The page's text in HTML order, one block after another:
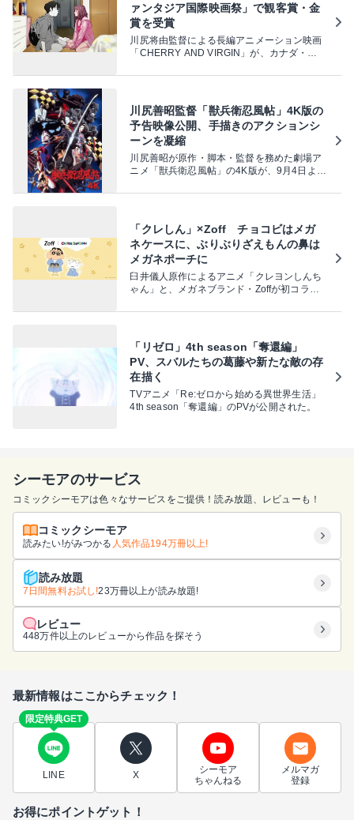
ァンタジア国際映画祭」で観客賞・金
賞を受賞
川尻将由監督による長編アニメーション映画
「CHERRY AND VIRGIN」が、カナダ・モ
ジャンル映画祭「第30回ファンタジア国際映
受賞した。
川尻善昭監督「獣兵衛忍風帖」4K版の
予告映像公開、手描きのアクションシ
ーンを凝縮
川尻善昭が原作・脚本・監督を務めた劇場ア
ニメ「獣兵衛忍風帖」の4K版が、9月4日より
告編が公開された。
「クレしん」×Zoff チョコビはメガ
ネケースに、ぶりぶりざえもんの鼻は
メガネポーチに
臼井儀人原作によるアニメ「クレヨンしんち
ゃん」と、メガネブランド・Zoffが初コラボ
ンしんちゃん」が登場。Zoffの公式オンライ
ている。
「リゼロ」4th season「奪還編」
PV、スバルたちの葛藤や新たな敵の存
在描く
TVアニメ「Re:ゼロから始める異世界生活」
4th season「奪還編」のPVが公開された。
シーモアのサービス
コミックシーモアは色々なサービスをご提供！読み放題、レビューも！
コミックシーモア
読みたい!がみつかる 人気作品194万冊以上!
読み放題
7日間無料お試し!23万冊以上が読み放題!
レビュー
448万件以上のレビューから作品を探そう
最新情報はここからチェック！
限定特典GET
LINE X
シーモア
ちゃんねる
メルマガ
登録
お得にポイントゲット！